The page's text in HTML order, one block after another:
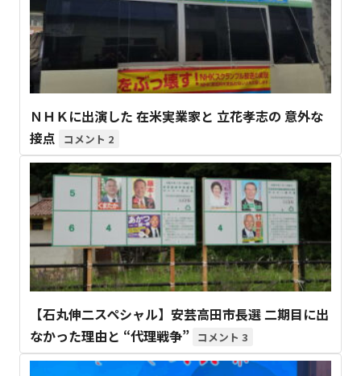
ＮＨＫに出演した 在米実業家と 立花孝志の 意外な
接点
2
【石丸伸二スペシャル】安芸高田市長選 二期目に出
なかった理由と “代理戦争”
3